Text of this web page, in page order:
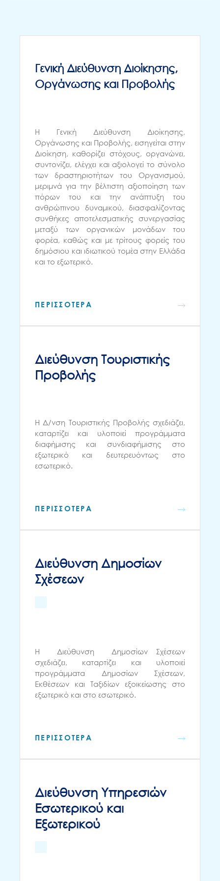
Γενική Διεύθυνση Διοίκησης,
Οργάνωσης και Προβολής
Η Γενική Διεύθυνση Διοίκησης,
Οργάνωσης και Προβολής, εισηγείται στην
Διοίκηση, καθορίζει στόχους, οργανώνει,
συντονίζει, ελέγχει και αξιολογεί το σύνολο
των δραστηριοτήτων του Οργανισμού,
μεριμνά για την βέλτιστη αξιοποίηση των
πόρων του και την ανάπτυξη του
ανθρώπινου δυναμικού, διασφαλίζοντας
συνθήκες αποτελεσματικής συνεργασίας
μεταξύ των οργανικών μονάδων του
φορέα, καθώς και με τρίτους φορείς του
δημόσιου και ιδιωτικού τομέα στην Ελλάδα
και το εξωτερικό.
ΠΕΡΙΣΣΟΤΕΡΑ
Διεύθυνση Τουριστικής
Προβολής
Η Δ/νση Τουριστικής Προβολής σχεδιάζει,
καταρτίζει και υλοποιεί προγράμματα
διαφήμισης και συνδιαφήμισης στο
εξωτερικό και δευτερευόντως στο
εσωτερικό.
ΠΕΡΙΣΣΟΤΕΡΑ
Διεύθυνση Δημοσίων
Σχέσεων
Η Διεύθυνση Δημοσίων Σχέσεων
σχεδιάζει, καταρτίζει και υλοποιεί
προγράμματα Δημοσίων Σχέσεων,
Εκθέσεων και Ταξιδίων εξοικείωσης στο
εξωτερικό και στο εσωτερικό.
ΠΕΡΙΣΣΟΤΕΡΑ
Διεύθυνση Υπηρεσιών
Εσωτερικού και
Εξωτερικού